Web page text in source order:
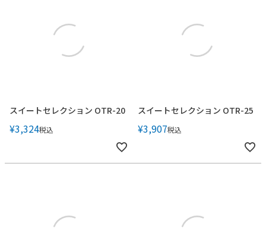
スイートセレクション OTR-20
¥3,324税込
スイートセレクション OTR-25
¥3,907税込